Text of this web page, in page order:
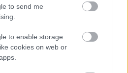
to send me
to enable storage
cookies on web or
6 órája